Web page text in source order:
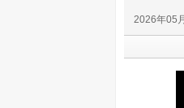
2026年05